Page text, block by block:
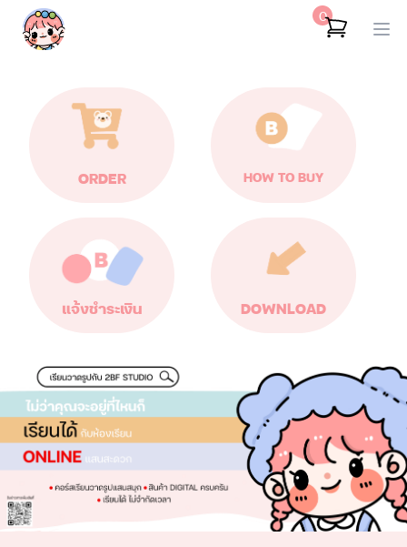
0
ORDER HOW TO BUY
แจ้งชำระเงิน DOWNLOAD